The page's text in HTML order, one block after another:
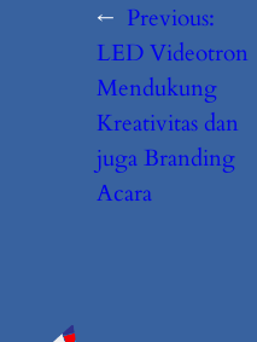
← Previous:
LED Videotron
Mendukung
Kreativitas dan
juga Branding
Acara